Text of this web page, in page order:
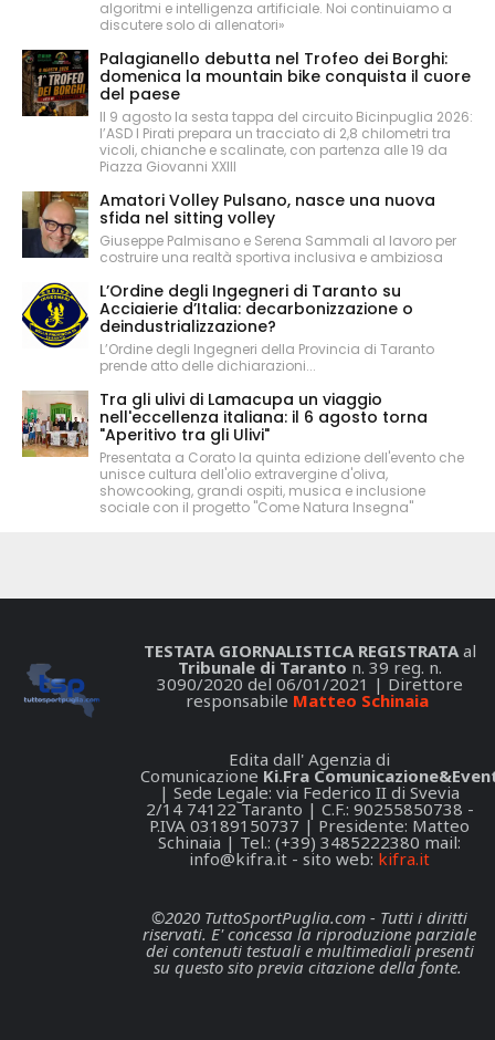
algoritmi e intelligenza artificiale. Noi continuiamo a
discutere solo di allenatori»
Palagianello debutta nel Trofeo dei Borghi:
domenica la mountain bike conquista il cuore
del paese
Il 9 agosto la sesta tappa del circuito Bicinpuglia 2026:
l’ASD I Pirati prepara un tracciato di 2,8 chilometri tra
vicoli, chianche e scalinate, con partenza alle 19 da
Piazza Giovanni XXIII
Amatori Volley Pulsano, nasce una nuova
sfida nel sitting volley
Giuseppe Palmisano e Serena Sammali al lavoro per
costruire una realtà sportiva inclusiva e ambiziosa
L’Ordine degli Ingegneri di Taranto su
Acciaierie d’Italia: decarbonizzazione o
deindustrializzazione?
L’Ordine degli Ingegneri della Provincia di Taranto
prende atto delle dichiarazioni...
Tra gli ulivi di Lamacupa un viaggio
nell'eccellenza italiana: il 6 agosto torna
"Aperitivo tra gli Ulivi"
Presentata a Corato la quinta edizione dell'evento che
unisce cultura dell'olio extravergine d'oliva,
showcooking, grandi ospiti, musica e inclusione
sociale con il progetto "Come Natura Insegna"
TESTATA GIORNALISTICA REGISTRATAal
Tribunale di Taranto n. 39 reg. n.
3090/2020 del 06/01/2021 | Direttore
responsabile Matteo Schinaia
Edita dall' Agenzia di
Comunicazione Ki.Fra
| Sede Legale: via Federico II di Svevia
2/14 74122 Taranto | C.F.: 90255850738 -
P.IVA 03189150737 | Presidente: Matteo
Schinaia | Tel.: (+39) 3485222380 mail:
info@kifra.it - sito web: kifra.it
©2020 TuttoSportPuglia.com - Tutti i diritti
riservati. E' concessa la riproduzione parziale
dei contenuti testuali e multimediali presenti
su questo sito previa citazione della fonte.